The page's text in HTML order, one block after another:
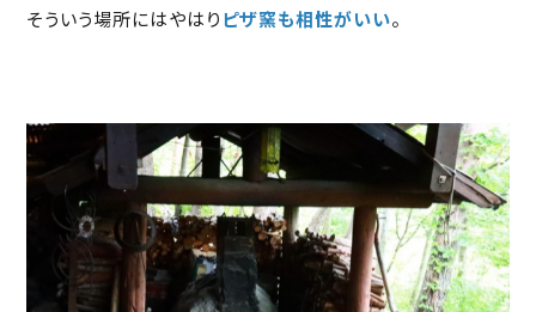
そういう場所にはやはりピザ窯も相性がいい。